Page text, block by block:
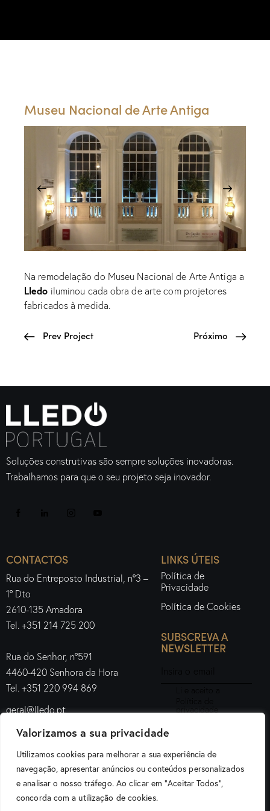
Valorizamos a sua privacidade
Utilizamos cookies para melhorar a sua experiência de
navegação, apresentar anúncios ou conteúdos personalizados
e analisar o nosso tráfego. Ao clicar em "Aceitar Todos",
concorda com a utilização de cookies.
Museu Nacional de Arte Antiga
Na remodelação do Museu Nacional de Arte Antiga a
Lledo iluminou cada obra de arte com projetores
fabricados à medida.
Prev Project Próximo
Soluções construtivas são sempre soluções inovadoras.
Trabalhamos para que o seu projeto seja inovador.
CONTACTOS
Rua do Entreposto Industrial, nº3 –
1º Dto
2610-135 Amadora
Tel. +351 214 725 200
Rua do Senhor, nº591
4460-420 Senhora da Hora
Tel. +351 220 994 869
geral@lledo.pt
LINKS ÚTEIS
Política de
Privacidade
Política de Cookies
SUBSCREVA A
NEWSLETTER
privacidade
Lledo Iluminação Portugal © 2026. Todos os direitos